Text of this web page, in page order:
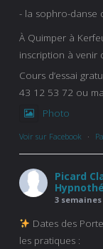
- la sophro-danse
À Quimper à
inscription à venir
Cours d’essai
43 12 53 72 ou
Photo
Voir sur Facebook ·
Picard
3 semaines
Dates des
les pratiques :